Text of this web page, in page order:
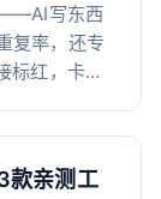
——AI写东西
复率，还专
标红，卡得
需要批量优
款亲测工